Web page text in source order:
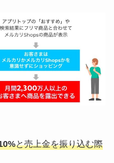
と売上金を振り込む際